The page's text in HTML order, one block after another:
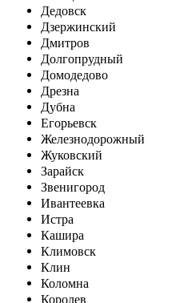
Дедовск
Дзержинский
Дмитров
Долгопрудный
Домодедово
Дрезна
Дубна
Егорьевск
Железнодорожный
Жуковский
Зарайск
Звенигород
Ивантеевка
Истра
Кашира
Климовск
Клин
Коломна
Королев